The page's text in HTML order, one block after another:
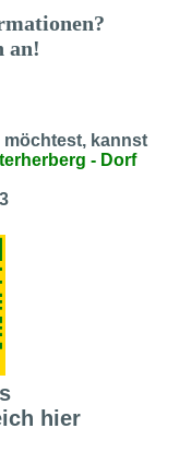
an!
möchtest, kannst
- Dorf
hier